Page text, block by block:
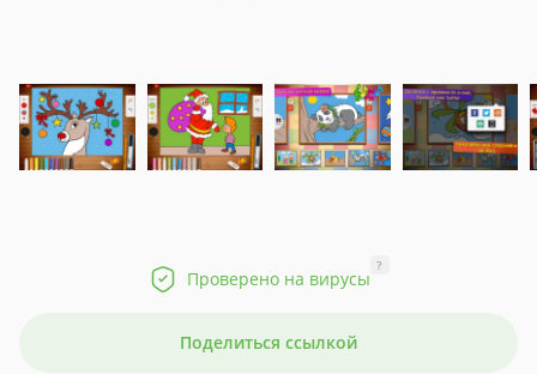
Проверено на вирусы
?
Поделиться ссылкой